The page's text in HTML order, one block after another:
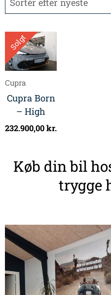
Solgt
Cupra
Cupra Born
– High
232.900,00kr.
Køb din bil
trygge